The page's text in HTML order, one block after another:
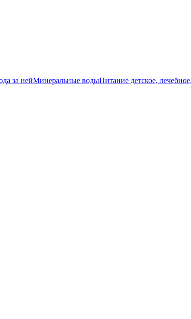
за нейМинеральные водыПитание детское,